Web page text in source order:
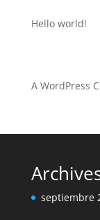
Hello world!
A WordPress
septiembre